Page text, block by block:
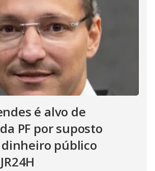
é alvo de
PF por suposto
público